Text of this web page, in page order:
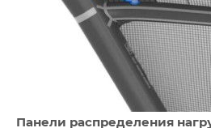
Панели распределения